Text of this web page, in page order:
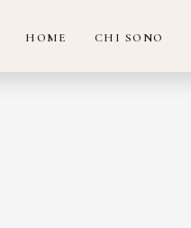
HOME CHI SONO